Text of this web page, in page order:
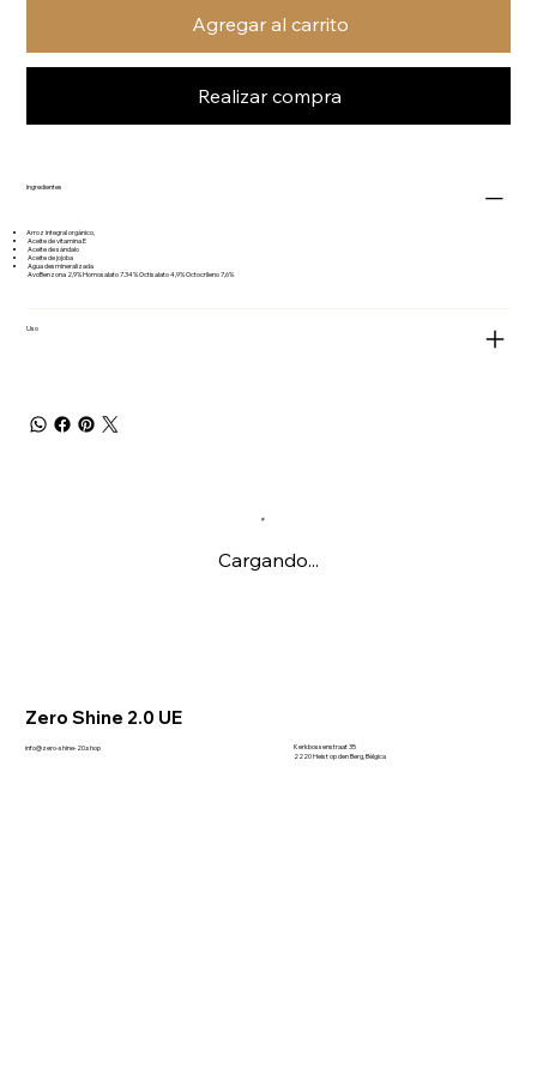
Agregar al carrito
Realizar compra
Ingredientes
Arroz integral orgánico,
Aceite de vitamina E
Aceite de sándalo
Aceite de jojoba
Agua desmineralizada
AvoBenzona 2,9% Homosalato 7.34% Octisalato 4,9% Octocrileno 7,6%
Uso
Cargando...
Zero Shine 2.0 UE
info@zero-shine-20.shop
Kerkbossenstraat 35
2220 Heist op den Berg, Bélgica